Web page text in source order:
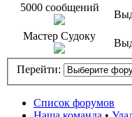
5000 сообщений
Мастер Судоку
Перейти:
Список форумов